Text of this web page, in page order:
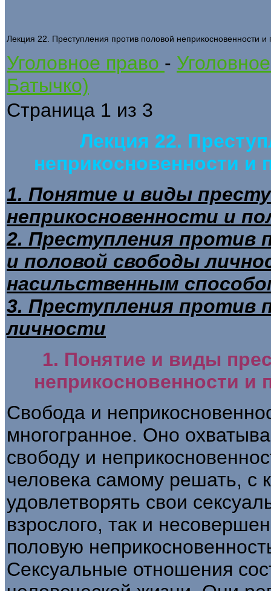
Лекция 22. Преступления против половой неприкосновенности
Уголовное право -
Батычко)
Страница 1 из 3
Лекция 22.
неприкосновенности
1. Понятие и виды
неприкосновенности и
2. Преступления против
и половой свободы
насильственным
3. Преступления против
личности
1. Понятие и виды
неприкосновенности
Свобода и
многогранное. Оно
свободу и
человека самому решать, с
удовлетворять свои
взрослого, так и
половую
Сексуальные отношения